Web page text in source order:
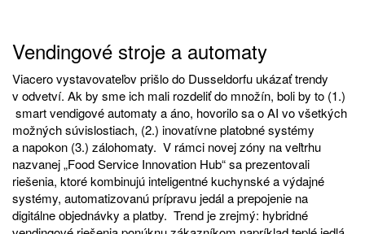
Vendingové stroje a automaty
Viacero vystavovateľov prišlo do Dusseldorfu ukázať trendy
v odvetví. Ak by sme ich mali rozdeliť do množín, boli by to (1.)
smart vendigové automaty a áno, hovorilo sa o AI vo všetkých
možných súvislostiach, (2.) inovatívne platobné systémy
a napokon (3.) zálohomaty. V rámci novej zóny na veľtrhu
nazvanej „Food Service Innovation Hub“ sa prezentovali
riešenia, ktoré kombinujú inteligentné kuchynské a výdajné
systémy, automatizovanú prípravu jedál a prepojenie na
digitálne objednávky a platby. Trend je zrejmý: hybridné